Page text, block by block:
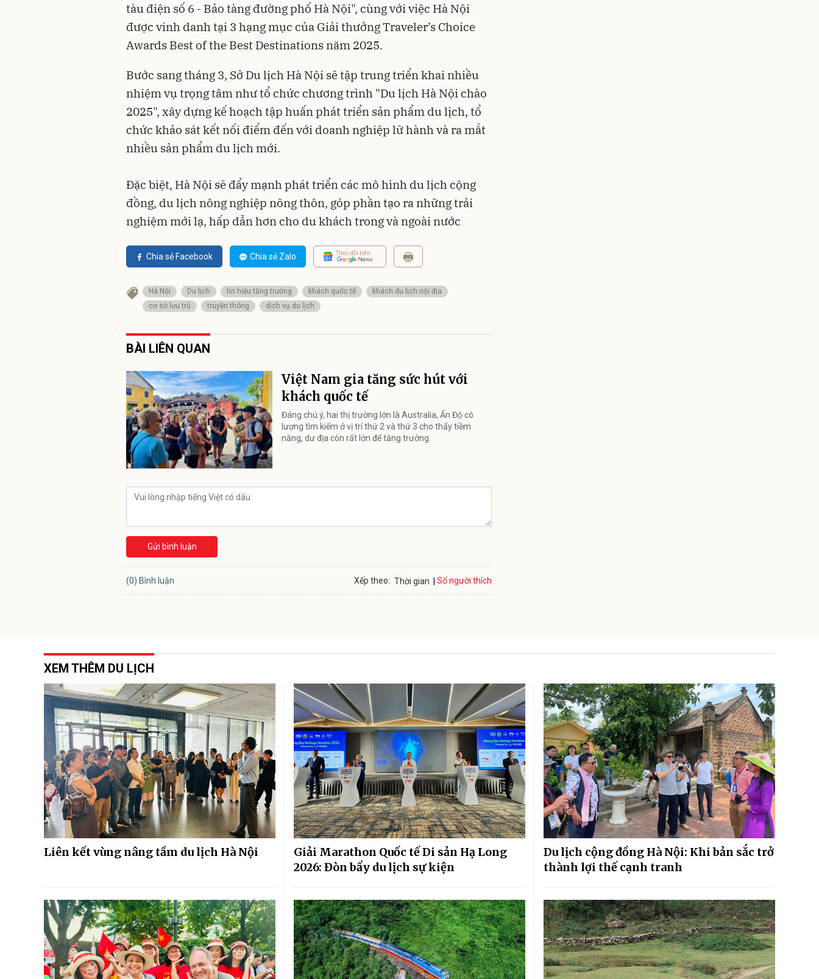
tàu điện số 6 - Bảo tàng đường phố Hà Nội", cùng với việc Hà Nội
được vinh danh tại 3 hạng mục của Giải thưởng Traveler’s Choice
Awards Best of the Best Destinations năm 2025.
Bước sang tháng 3, Sở Du lịch Hà Nội sẽ tập trung triển khai nhiều
nhiệm vụ trọng tâm như tổ chức chương trình "Du lịch Hà Nội chào
2025", xây dựng kế hoạch tập huấn phát triển sản phẩm du lịch, tổ
chức khảo sát kết nối điểm đến với doanh nghiệp lữ hành và ra mắt
nhiều sản phẩm du lịch mới.
Đặc biệt, Hà Nội sẽ đẩy mạnh phát triển các mô hình du lịch cộng
đồng, du lịch nông nghiệp nông thôn, góp phần tạo ra những trải
nghiệm mới lạ, hấp dẫn hơn cho du khách trong và ngoài nước
Chia sẻ Facebook Chia sẻ Zalo Theo dõi trên
Hà Nội Du lịch tín hiệu tăng trưởng khách quốc tế
khách du lịch nội địa
cơ sở lưu trú
truyền thông dịch vụ du lịch
BÀI LIÊN QUAN
Việt Nam gia tăng sức hút với
khách quốc tế
Đáng chú ý, hai thị trường lớn là Australia, Ấn Độ có
lượng tìm kiếm ở vị trí thứ 2 và thứ 3 cho thấy tiềm
năng, dư địa còn rất lớn để tăng trưởng.
Gửi bình luận
(0) Bình luận Xếp theo: Thời gian Số người thích
XEM THÊM DU LỊCH
Liên kết vùng nâng tầm du lịch Hà Nội
Giải Marathon Quốc tế Di sản Hạ Long
2026: Đòn bẩy du lịch sự kiện
Du lịch cộng đồng Hà Nội: Khi bản sắc trở
thành lợi thế cạnh tranh